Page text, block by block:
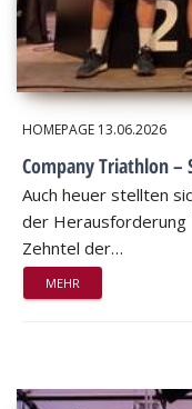
HOMEPAGE 13.06.2026
Company Triathlon
Auch heuer stellten
der Herausforderung
Zehntel der…
MEHR